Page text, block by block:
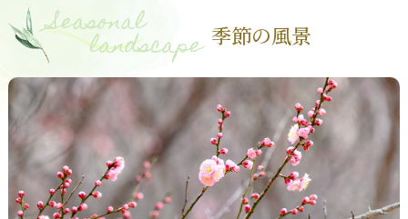
Seasonal
landscape 季節の風景